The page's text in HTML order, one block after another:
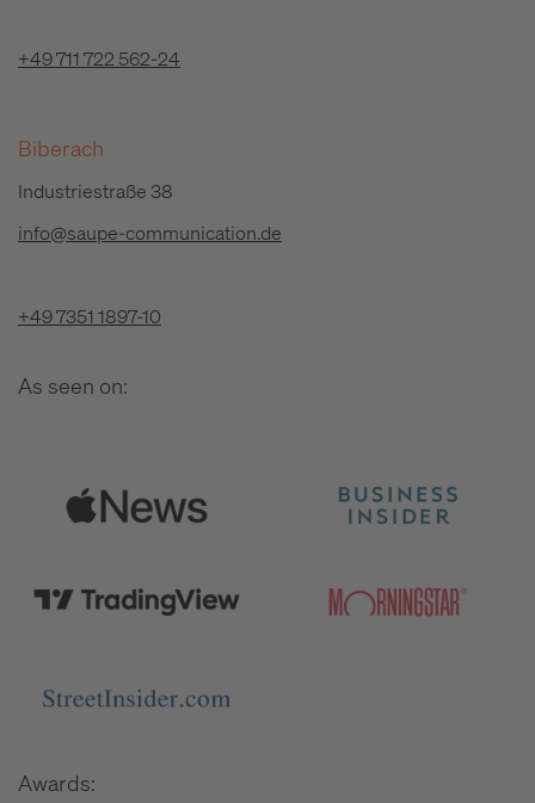
+49 711 722 562-24
Biberach
Industriestraße 38
info@saupe-communication.de
+49 7351 1897-10
As seen on:
Awards: